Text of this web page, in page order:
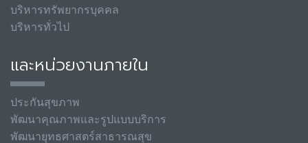
บริหารทรัพยากรบุคคล
บริหารทั่วไป
และหน่วยงานภายใน
ประกันสุขภาพ
พัฒนาคุณภาพและรูปแบบบริการ
พัฒนายุทธศาสตร์สาธารณสุข